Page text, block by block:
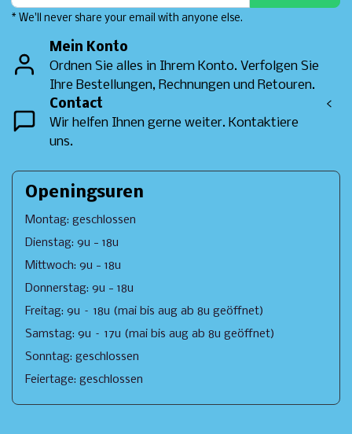
* We'll never share your email with anyone else.
Mein Konto
Ordnen Sie alles in Ihrem Konto. Verfolgen Sie
Ihre Bestellungen, Rechnungen und Retouren.
Contact
Wir helfen Ihnen gerne weiter. Kontaktiere
uns.
<
Openingsuren
Montag: geschlossen
Dienstag: 9u - 18u
Mittwoch: 9u - 18u
Donnerstag: 9u - 18u
Freitag: 9u – 18u (mai bis aug ab 8u geöffnet)
Samstag: 9u – 17u (mai bis aug ab 8u geöffnet)
Sonntag: geschlossen
Feiertage: geschlossen